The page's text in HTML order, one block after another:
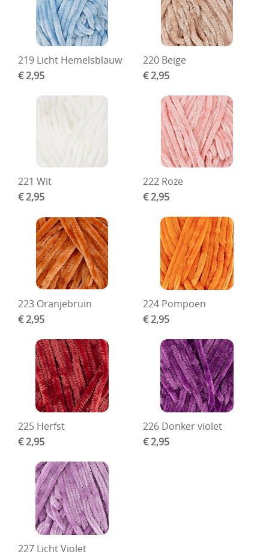
219 Licht Hemelsblauw
€ 2,95
220 Beige
€ 2,95
221 Wit
€ 2,95
222 Roze
€ 2,95
223 Oranjebruin
€ 2,95
224 Pompoen
€ 2,95
225 Herfst
€ 2,95
226 Donker violet
€ 2,95
227 Licht Violet